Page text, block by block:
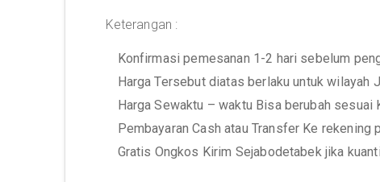
Keterangan :
Konfirmasi pemesanan 1-2 hari sebelum
Harga Tersebut diatas berlaku untuk wilayah
Harga Sewaktu – waktu Bisa berubah sesuai
Pembayaran Cash atau Transfer Ke rekening
Gratis Ongkos Kirim Sejabodetabek jika